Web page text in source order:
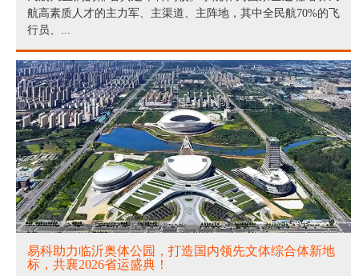
航高素质人才的主力军、主渠道、主阵地，其中全民航70%的飞
行员、...
易科助力临沂奥体公园，打造国内领先文体综合体新地
标，共襄2026省运盛典！